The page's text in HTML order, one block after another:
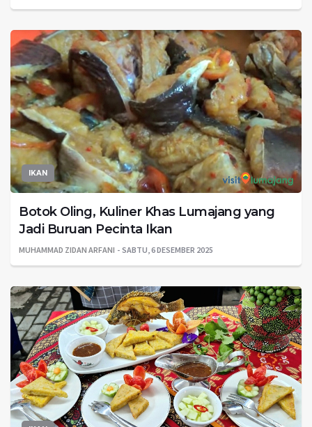
IKAN
Botok Oling, Kuliner Khas Lumajang yang
Jadi Buruan Pecinta Ikan
MUHAMMAD ZIDAN ARFANI SABTU, 6 DESEMBER 2025